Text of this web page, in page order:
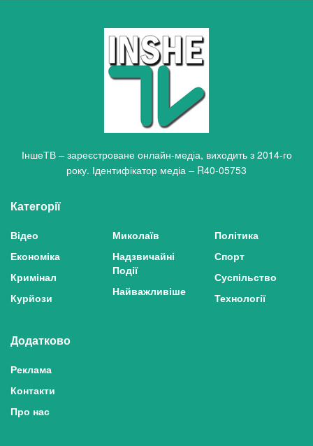
ІншеТВ – зареєстроване онлайн-медіа, виходить з 2014-го
року. Ідентифікатор медіа – R40-05753
Категорії
Відео
Економіка
Кримінал
Курйози
Миколаїв
Надзвичайні
Події
Найважливіше
Політика
Спорт
Суспільство
Технології
Додатково
Реклама
Контакти
Про нас